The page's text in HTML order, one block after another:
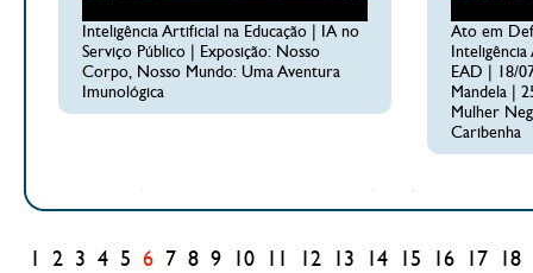
Inteligência Artificial na Educação | IA no
Serviço Público | Exposição: Nosso
Corpo, Nosso Mundo: Uma Aventura
Imunológica
Ato em
EAD | 18/
Mandela |
Mulher
Caribenha
2 3 4 5 6 7 8 9 10 12 13 14 15 16 17 18